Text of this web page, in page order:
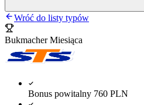
Wróć do listy typów
Bukmacher Miesiąca
Bonus powitalny 760 PLN